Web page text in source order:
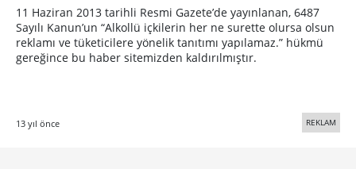
11 Haziran 2013 tarihli Resmi Gazete’de yayınlanan, 6487
Sayılı Kanun’un “Alkollü içkilerin her ne surette olursa olsun
reklamı ve tüketicilere yönelik tanıtımı yapılamaz.” hükmü
gereğince bu haber sitemizden kaldırılmıştır.
13 yıl önce REKLAM